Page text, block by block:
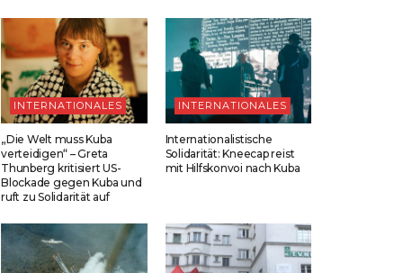
INTERNATIONALES
„Die Welt muss Kuba
verteidigen“ – Greta
Thunberg kritisiert US-
Blockade gegen Kuba und
ruft zu Solidarität auf
INTERNATIONALES
Internationalistische
Solidarität: Kneecap reist
mit Hilfskonvoi nach Kuba